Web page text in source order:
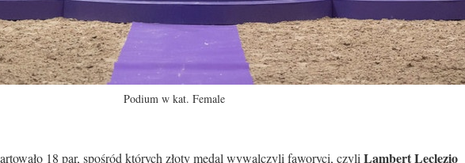
Podium w kat. Female
18 par, spośród których złoty medal wywalczyli faworyci, czyli Lambert Leclezio